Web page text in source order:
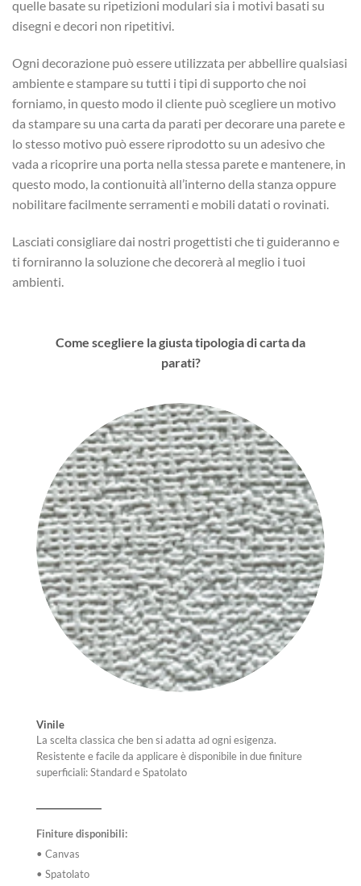
quelle basate su ripetizioni modulari sia i motivi basati su
disegni e decori non ripetitivi.
Ogni decorazione può essere utilizzata per abbellire qualsiasi
ambiente e stampare su tutti i tipi di supporto che noi
forniamo, in questo modo il cliente può scegliere un motivo
da stampare su una carta da parati per decorare una parete e
lo stesso motivo può essere riprodotto su un adesivo che
vada a ricoprire una porta nella stessa parete e mantenere, in
questo modo, la contionuità all’interno della stanza oppure
nobilitare facilmente serramenti e mobili datati o rovinati.
Lasciati consigliare dai nostri progettisti che ti guideranno e
ti forniranno la soluzione che decorerà al meglio i tuoi
ambienti.
Come scegliere la giusta tipologia di carta da
parati?
Vinile
La scelta classica che ben si adatta ad ogni esigenza.
Resistente e facile da applicare è disponibile in due finiture
superficiali: Standard e Spatolato
Finiture disponibili:
• Canvas
• Spatolato